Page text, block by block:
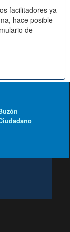
facilitadores ya
hace posible
de